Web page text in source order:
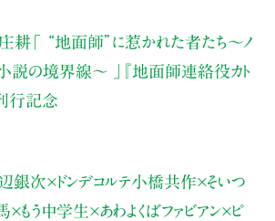
耕「 “地面師”に惹かれた者たち〜ノ
小説の境界線〜 」
『地面師連絡役カト
行記念
辺銀次×ドンデコルテ小橋共作×そいつ
もう中学生×あわよくばファビアン×ピ